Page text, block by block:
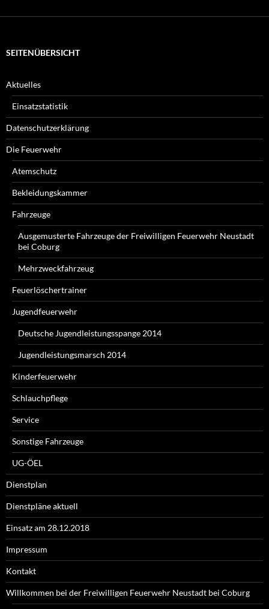
SEITENÜBERSICHT
Aktuelles
Einsatzstatistik
Datenschutzerklärung
Die Feuerwehr
Atemschutz
Bekleidungskammer
Fahrzeuge
Ausgemusterte Fahrzeuge der Freiwilligen Feuerwehr Neustadt
bei Coburg
Mehrzweckfahrzeug
Feuerlöschertrainer
Jugendfeuerwehr
Deutsche Jugendleistungsspange 2014
Jugendleistungsmarsch 2014
Kinderfeuerwehr
Schlauchpflege
Service
Sonstige Fahrzeuge
UG-ÖEL
Dienstplan
Dienstpläne aktuell
Einsatz am 28.12.2018
Impressum
Kontakt
Willkommen bei der Freiwilligen Feuerwehr Neustadt bei Coburg